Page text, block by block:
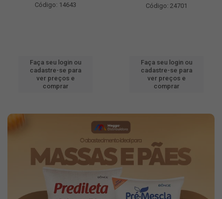
Código: 14643
Faça seu login ou
cadastre-se para
ver preços e
comprar
Código: 24701
Faça seu login ou
cadastre-se para
ver preços e
comprar